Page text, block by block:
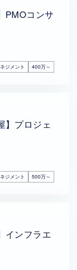
PMOコンサ
ジメント 400万～
】プロジェ
ジメント 500万～
インフラエ